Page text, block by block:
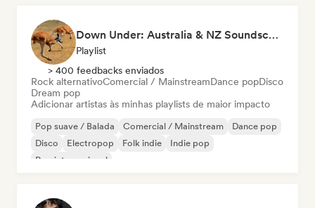
Down Under: Australia & NZ Soundscape
Playlist
> 400 feedbacks enviados
Rock alternativoComercial / MainstreamDance popDisco
Dream pop
Adicionar artistas às minhas playlists de maior impacto
Pop suave / Balada Comercial / Mainstream
Dance pop
Disco
Electropop Folk indie
Indie pop
Pop internacional